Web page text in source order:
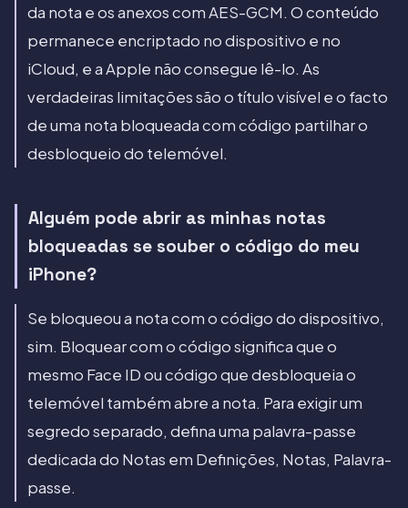
da nota e os anexos com AES-GCM. O conteúdo
permanece encriptado no dispositivo e no
iCloud, e a Apple não consegue lê-lo. As
verdadeiras limitações são o título visível e o facto
de uma nota bloqueada com código partilhar o
desbloqueio do telemóvel.
Alguém pode abrir as minhas notas
bloqueadas se souber o código do meu
iPhone?
Se bloqueou a nota com o código do dispositivo,
sim. Bloquear com o código significa que o
mesmo Face ID ou código que desbloqueia o
telemóvel também abre a nota. Para exigir um
segredo separado, defina uma palavra-passe
dedicada do Notas em Definições, Notas, Palavra-
passe.